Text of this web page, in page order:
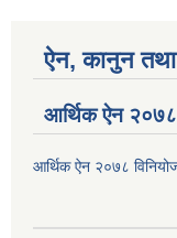
ऐन, कानुन तथा
आर्थिक ऐन
आर्थिक ऐन २०७८